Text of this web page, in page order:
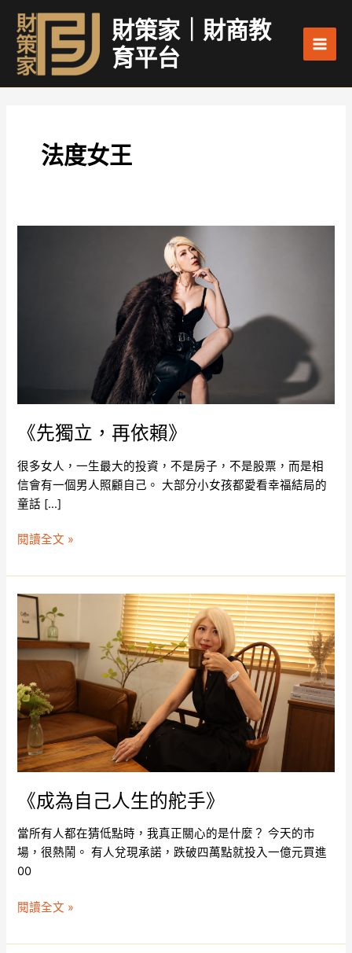
內
財策家｜財商教
育平台
法度女王
《先獨立，再依賴》
很多女人，一生最大的投資，不是房子，不是股票，而是相
信會有一個男人照顧自己。 大部分小女孩都愛看幸福結局的
童話 […]
閱讀全文 »
《成為自己人生的舵手》
當所有人都在猜低點時，我真正關心的是什麼？ 今天的市
場，很熱鬧。 有人兌現承諾，跌破四萬點就投入一億元買進
00
《成
為
自
己
生
的
舵
手》
閱讀全文 »